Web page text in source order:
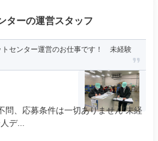
ターの運営スタッフ
トセンター運営のお仕事です！ 未経験
問、応募条件は一切ありません 未経
デ...